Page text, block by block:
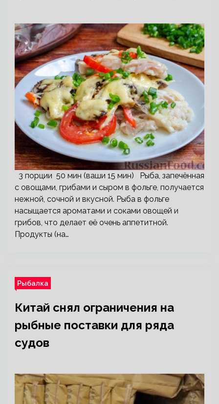
3 порции 50 мин (ваши 15 мин) Рыба, запечённая
с овощами, грибами и сыром в фольге, получается
нежной, сочной и вкусной. Рыба в фольге
насыщается ароматами и соками овощей и
грибов, что делает её очень аппетитной.
Продукты (на…
Рыбалка
Китай снял ограничения на
рыбные поставки для ряда
судов